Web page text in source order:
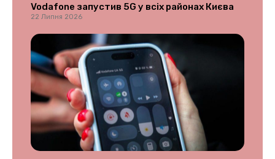
Vodafone запустив 5G у всіх районах Києва
22 Липня 2026